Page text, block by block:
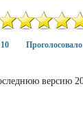
версию